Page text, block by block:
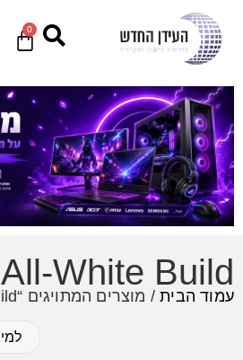
0
All-White Build
עמוד הבית/ מוצרים המתויגים “All-White Build”